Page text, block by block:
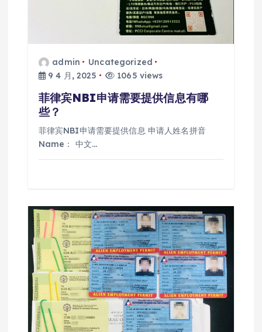
admin
Uncategorized
9 4 月, 2025
1065 views
菲律宾NBI申请需要提供信息有哪
些？
菲律宾NBI申请需要提供信息 申请人姓名拼音
Name： 中文…